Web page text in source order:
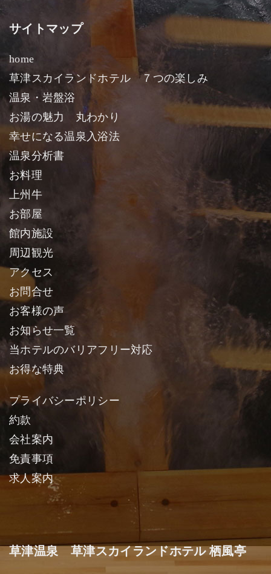
サイトマップ
home
草津スカイランドホテル ７つの楽しみ
温泉・岩盤浴
お湯の魅力 丸わかり
幸せになる温泉入浴法
温泉分析書
お料理
上州牛
お部屋
館内施設
周辺観光
アクセス
お問合せ
お客様の声
お知らせ一覧
当ホテルのバリアフリー対応
お得な特典
プライバシーポリシー
約款
会社案内
免責事項
求人案内
草津温泉 草津スカイランドホテル 栖風亭